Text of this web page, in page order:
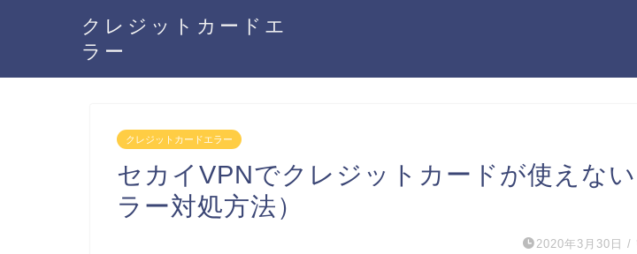
クレジットカードエ
ラー
クレジットカードエラー
セカイVPNでクレジットカードが使えな
ラー対処方法）
2020年3月30日 /